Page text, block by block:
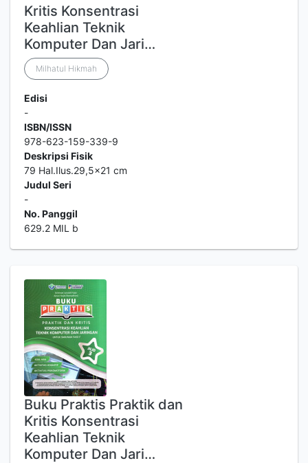
Kritis Konsentrasi
Keahlian Teknik
Komputer Dan Jari…
Milhatul Hikmah
Edisi
-
ISBN/ISSN
978-623-159-339-9
Deskripsi Fisik
79 Hal.Ilus.29,5x21 cm
Judul Seri
-
No. Panggil
629.2 MIL b
Buku Praktis Praktik dan
Kritis Konsentrasi
Keahlian Teknik
Komputer Dan Jari…